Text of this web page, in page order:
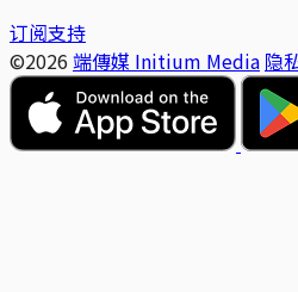
订阅支持
©2026 端傳媒 Initium Media 隐